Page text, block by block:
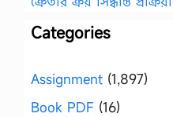
Categories
Assignment (1,897)
Book PDF (16)